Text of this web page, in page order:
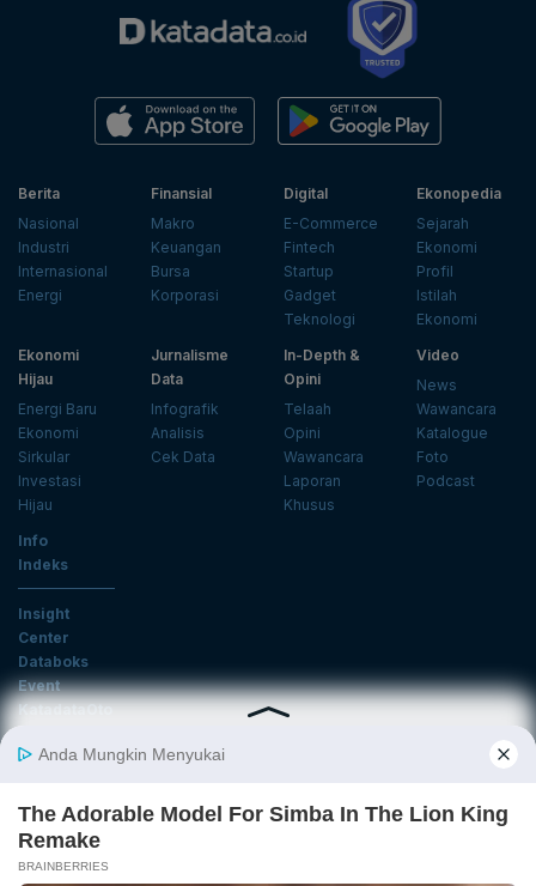
Berita
Nasional
Industri
Internasional
Energi
Finansial
Makro
Keuangan
Bursa
Korporasi
Digital
E-Commerce
Fintech
Startup
Gadget
Teknologi
Ekonopedia
Sejarah
Ekonomi
Profil
Istilah
Ekonomi
Ekonomi
Hijau
Energi Baru
Ekonomi
Sirkular
Investasi
Hijau
Jurnalisme
Data
Infografik
Analisis
Cek Data
In-Depth &
Opini
Telaah
Opini
Wawancara
Laporan
Khusus
Video
News
Wawancara
Katalogue
Foto
Podcast
Info
Indeks
Insight
Center
Databoks
Event
KatadataOto
Email
Daftar